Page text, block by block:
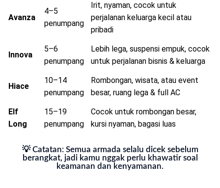
Avanza
4–5
penumpang
Irit, nyaman, cocok untuk
perjalanan keluarga kecil atau
pribadi
Innova
5–6
penumpang
Lebih lega, suspensi empuk, cocok
untuk perjalanan bisnis & keluarga
Hiace
10–14
penumpang
Rombongan, wisata, atau event
besar, ruang lega & full AC
Elf
Long
15–19
penumpang
Cocok untuk rombongan besar,
kursi nyaman, bagasi luas
💡 Catatan: Semua armada selalu dicek sebelum
berangkat, jadi kamu nggak perlu khawatir soal
keamanan dan kenyamanan.